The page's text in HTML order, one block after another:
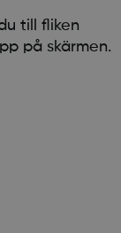
till fliken
på skärmen.